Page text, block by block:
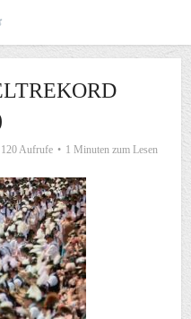
120 Aufrufe 1 Minuten zum Lesen